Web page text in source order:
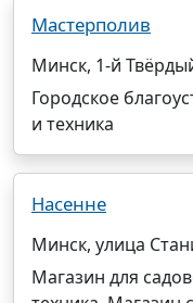
Мастерполив
Минск, 1-й
Городское
и техника
Насенне
Минск, улица
Магазин для